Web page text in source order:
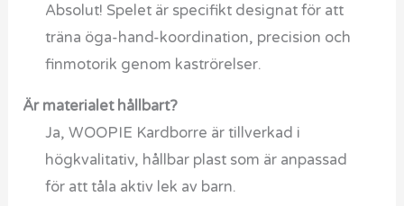
Absolut! Spelet är specifikt designat för att
träna öga-hand-koordination, precision och
finmotorik genom kaströrelser.
Är materialet hållbart?
Ja, WOOPIE Kardborre är tillverkad i
högkvalitativ, hållbar plast som är anpassad
för att tåla aktiv lek av barn.